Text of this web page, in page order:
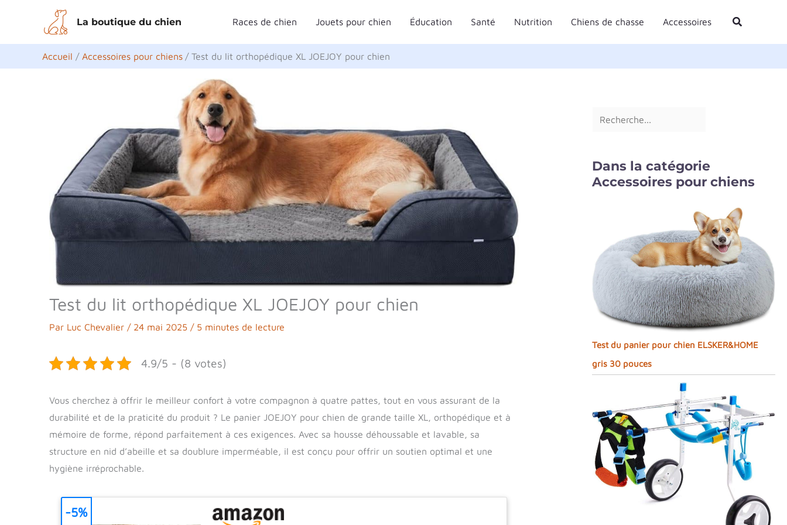
contenu
La boutique du chien Races de chien Jouets pour chien Éducation Santé Nutrition Chiens de chasse Accessoires Rechercher
Accueil Accessoires pour chiens Test du lit orthopédique XL JOEJOY pour chien
Test du lit orthopédique XL JOEJOY pour chien
Par Luc Chevalier / 24 mai 2025 / 5 minutes de lecture
4.9/5 - (8 votes)
Vous cherchez à offrir le meilleur confort à votre compagnon à quatre pattes, tout en vous assurant de la
durabilité et de la praticité du produit ? Le panier JOEJOY pour chien de grande taille XL, orthopédique et à
mémoire de forme, répond parfaitement à ces exigences. Avec sa housse déhoussable et lavable, sa
structure en nid d’abeille et sa doublure imperméable, il est conçu pour offrir un soutien optimal et une
hygiène irréprochable.
-5%
e
c
e
r
Dans la catégorie
Accessoires pour chiens
Test du panier pour chien ELSKER&HOME
gris 30 pouces